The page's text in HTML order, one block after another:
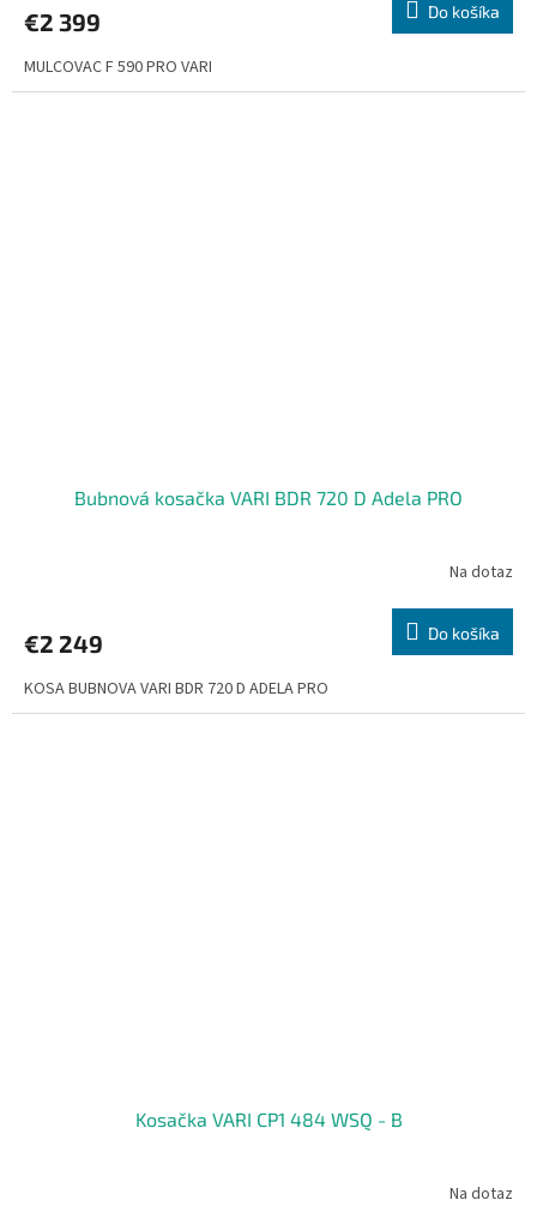
€2 399 Do košíka
MULCOVAC F 590 PRO VARI
Bubnová kosačka VARI BDR 720 D Adela PRO
Na dotaz
€2 249 Do košíka
KOSA BUBNOVA VARI BDR 720 D ADELA PRO
Kosačka VARI CP1 484 WSQ - B
Na dotaz